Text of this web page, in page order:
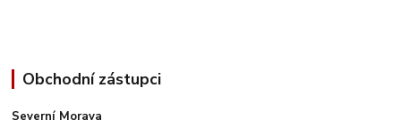
Obchodní zástupci
Severní Morava